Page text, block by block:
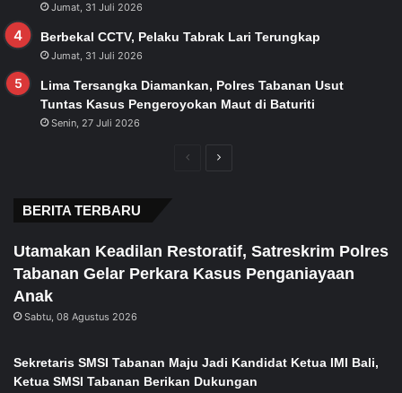
Jumat, 31 Juli 2026
Berbekal CCTV, Pelaku Tabrak Lari Terungkap
Jumat, 31 Juli 2026
Lima Tersangka Diamankan, Polres Tabanan Usut
Tuntas Kasus Pengeroyokan Maut di Baturiti
Senin, 27 Juli 2026
PreviousNext
BERITA TERBARU
Utamakan Keadilan Restoratif, Satreskrim Polres
Tabanan Gelar Perkara Kasus Penganiayaan
Anak
Sabtu, 08 Agustus 2026
Sekretaris SMSI Tabanan Maju Jadi Kandidat Ketua IMI Bali,
Ketua SMSI Tabanan Berikan Dukungan